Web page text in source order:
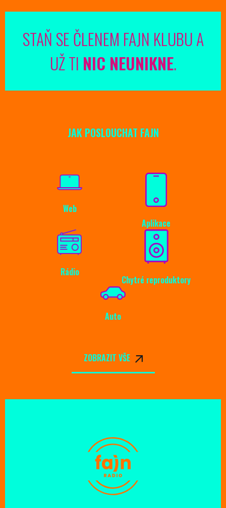
STAŇ SE ČLENEM FAJN KLUBU A
UŽ TI NIC NEUNIKNE.
JAK POSLOUCHAT FAJN
Web
Aplikace
Rádio
Chytré reproduktory
Auto
ZOBRAZIT VŠE